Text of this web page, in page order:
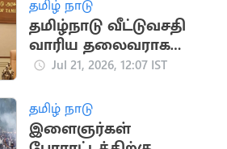
தமிழ் நாடு
தமிழ்நாடு வீட்டுவசதி
வாரிய தலைவராக
தவெக நிர்வாகி சிவா
Jul 21, 2026, 12:07 IST
தமிழ் நாடு
இளைஞர்கள்